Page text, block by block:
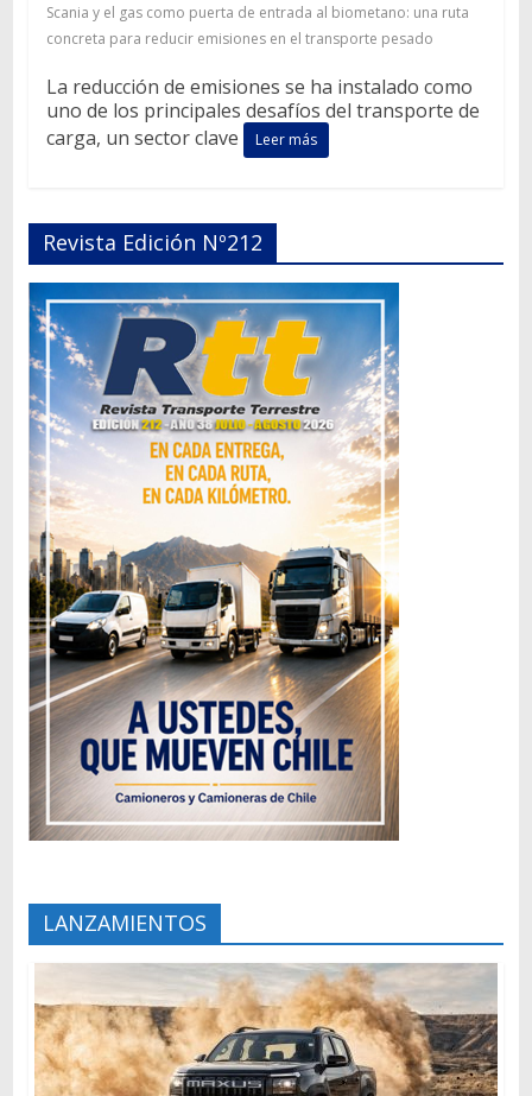
Scania y el gas como puerta de entrada al biometano: una ruta
concreta para reducir emisiones en el transporte pesado
La reducción de emisiones se ha instalado como
uno de los principales desafíos del transporte de
carga, un sector clave
Leer más
Revista Edición Nº212
LANZAMIENTOS